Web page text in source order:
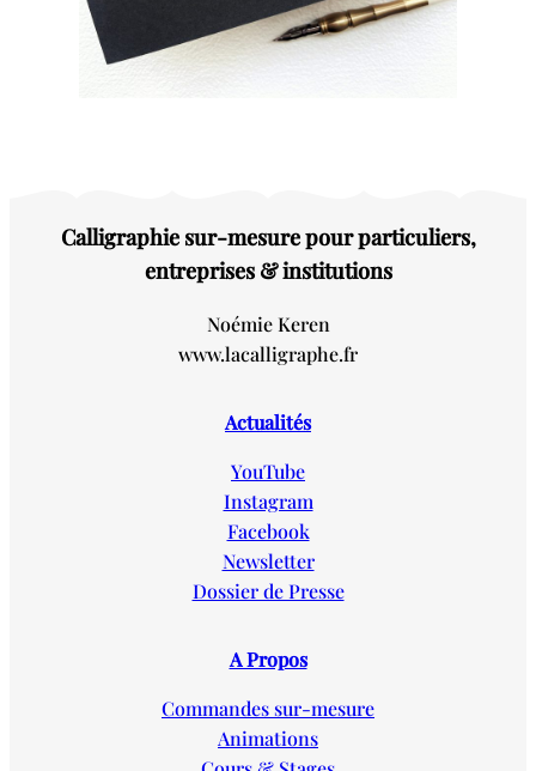
Calligraphie sur-mesure pour particuliers,
entreprises & institutions
Noémie Keren
www.lacalligraphe.fr
Actualités
YouTube
Instagram
Facebook
Newsletter
Dossier de Presse
A Propos
Commandes sur-mesure
Animations